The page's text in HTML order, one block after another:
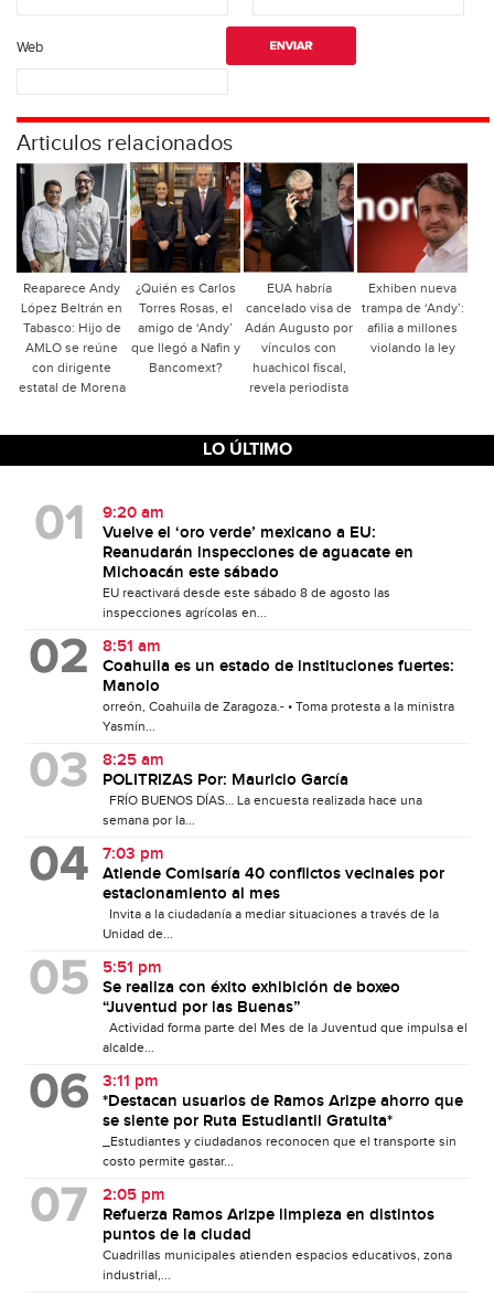
Web
Articulos relacionados
Reaparece Andy
López Beltrán en
Tabasco: Hijo de
AMLO se reúne
con dirigente
estatal de Morena
¿Quién es Carlos
Torres Rosas, el
amigo de ‘Andy’
que llegó a Nafin y
Bancomext?
EUA habría
cancelado visa de
Adán Augusto por
vínculos con
huachicol fiscal,
revela periodista
Exhiben nueva
trampa de ‘Andy’:
afilia a millones
violando la ley
LO ÚLTIMO
9:20 am
Vuelve el ‘oro verde’ mexicano a EU:
Reanudarán inspecciones de aguacate en
Michoacán este sábado
EU reactivará desde este sábado 8 de agosto las
inspecciones agrícolas en...
8:51 am
Coahuila es un estado de instituciones fuertes:
Manolo
orreón, Coahuila de Zaragoza.- • Toma protesta a la ministra
Yasmín...
8:25 am
POLITRIZAS Por: Mauricio García
FRÍO BUENOS DÍAS… La encuesta realizada hace una
semana por la...
7:03 pm
Atiende Comisaría 40 conflictos vecinales por
estacionamiento al mes
Invita a la ciudadanía a mediar situaciones a través de la
Unidad de...
5:51 pm
Se realiza con éxito exhibición de boxeo
“Juventud por las Buenas”
Actividad forma parte del Mes de la Juventud que impulsa el
alcalde...
3:11 pm
*Destacan usuarios de Ramos Arizpe ahorro que
se siente por Ruta Estudiantil Gratuita*
_Estudiantes y ciudadanos reconocen que el transporte sin
costo permite gastar...
2:05 pm
Refuerza Ramos Arizpe limpieza en distintos
puntos de la ciudad
Cuadrillas municipales atienden espacios educativos, zona
industrial,...